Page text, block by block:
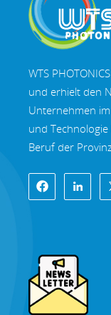
WTS
und erhielt den
Unternehmen
und
Beruf der
2022. WTS
Küstenstadt im
Fabrikhallen,
technischen
optischen